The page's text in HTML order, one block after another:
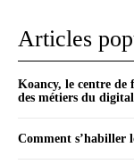
Articles
Koancy, le centre de
des métiers du digital
Comment s’habiller